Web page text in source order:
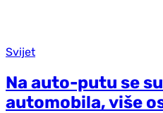
Svijet
Na auto-putu se
automobila, više